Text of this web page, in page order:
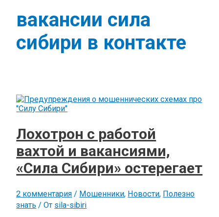
вакансии сила
сибири в контакте
Лохотрон с работой
вахтой и вакансиями,
«Сила Сибири» остерегает
2 комментария / Мошенники, Новости, Полезно
знать / От sila-sibiri